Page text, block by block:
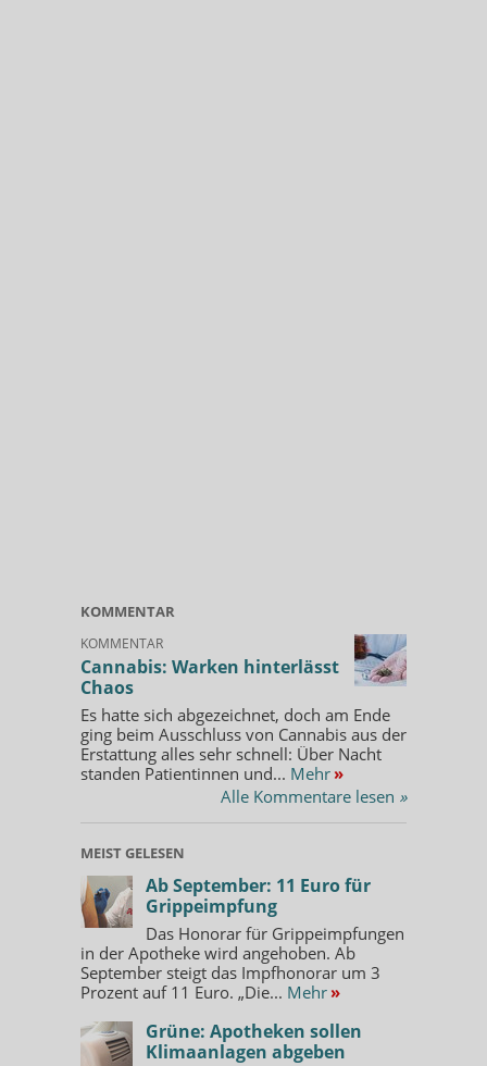
KOMMENTAR
KOMMENTAR
Cannabis: Warken hinterlässt
Chaos
Es hatte sich abgezeichnet, doch am Ende
ging beim Ausschluss von Cannabis aus der
Erstattung alles sehr schnell: Über Nacht
standen Patientinnen und... Mehr »
Alle Kommentare lesen »
MEIST GELESEN
Ab September: 11 Euro für
Grippeimpfung
Das Honorar für Grippeimpfungen
in der Apotheke wird angehoben. Ab
September steigt das Impfhonorar um 3
Prozent auf 11 Euro. „Die... Mehr »
Grüne: Apotheken sollen
Klimaanlagen abgeben